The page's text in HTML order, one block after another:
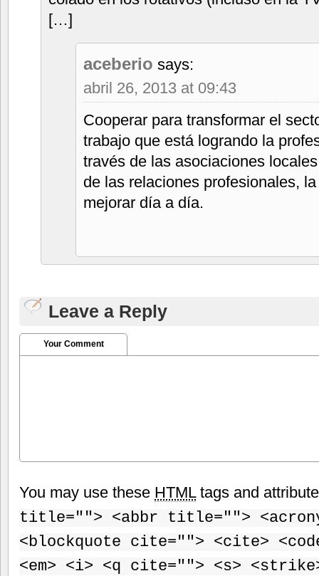
[…]
aceberio says:
abril 26, 2013 at 09:43
Cooperar para transformar el
trabajo que está logrando la
través de las asociaciones
de las relaciones profesionales,
mejorar día a día.
Leave a Reply
Your Comment
You may use these HTMLtags and
title=""> <abbr title="">
<blockquote cite=""> <cite>
<em> <i> <q cite=""> <s>